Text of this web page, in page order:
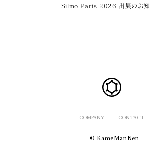
Silmo Paris 2026 出展のお
COMPANY CONTACT
© KameManNen